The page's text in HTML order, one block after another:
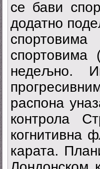
се бави
додатно
спортовима
недељно.
распона
контрола
когнитивна
карата.